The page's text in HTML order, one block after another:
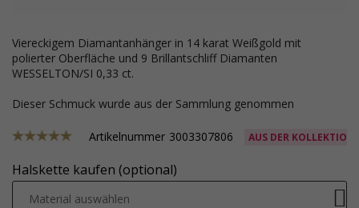
viereckigem Diamantanhänger in 14 karat Weißgold mit
polierter Oberfläche und 9 Brillantschliff Diamanten
WESSELTON/SI 0,33 ct.
Dieser Schmuck wurde aus der Sammlung genommen
Artikelnummer 3003307806 AUS DER KOLLEKTION
Halskette kaufen (optional)
Material auswählen